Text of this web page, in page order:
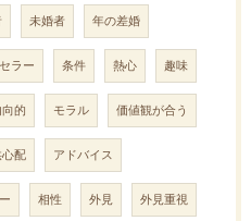
未婚者 年の差婚
ラー 条件 熱心 趣味
向的 モラル 価値観が合う
心配 アドバイス
相性 外見 外見重視